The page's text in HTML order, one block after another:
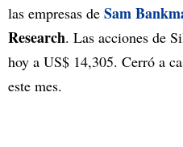
las empresas de Sam
Research. Las acciones de
hoy a US$ 14,305. Cerró a
este mes.